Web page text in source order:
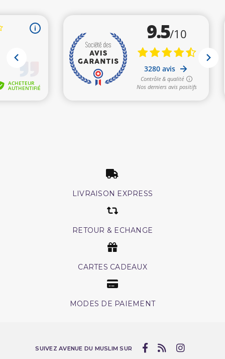
LIVRAISON EXPRESS
RETOUR & ECHANGE
CARTES CADEAUX
MODES DE PAIEMENT
SUIVEZ AVENUE DU MUSLIM SUR